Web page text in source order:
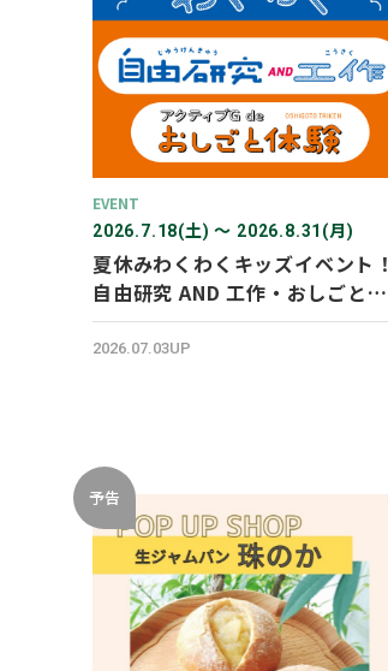
EVENT
2026.7.18(土) 〜 2026.8.31(月)
夏休みわくわくキッズイベント！
自由研究 AND 工作・おしごと体
験！
2026.07.03UP
予告